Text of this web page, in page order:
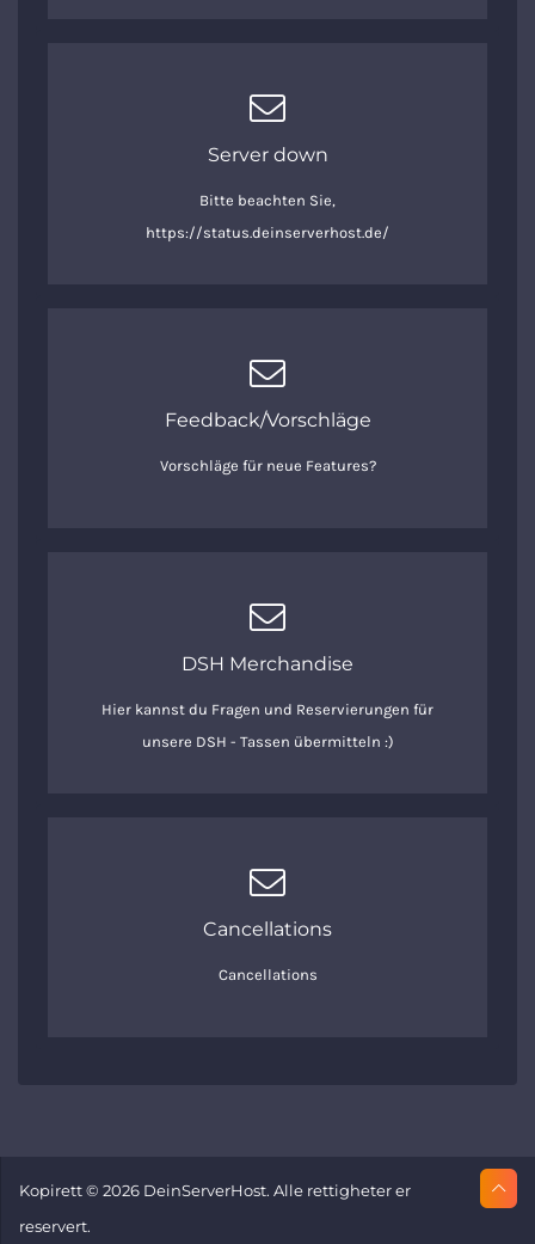
Server down
Bitte beachten Sie,
https://status.deinserverhost.de/
Feedback/Vorschläge
Vorschläge für neue Features?
DSH Merchandise
Hier kannst du Fragen und Reservierungen für
unsere DSH - Tassen übermitteln :)
Cancellations
Cancellations
Kopirett © 2026 DeinServerHost. Alle rettigheter er
reservert.